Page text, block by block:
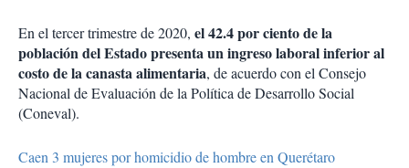
En el tercer trimestre de 2020, el 42.4 por ciento de la
población del Estado presenta un ingreso laboral inferior al
costo de la canasta alimentaria, de acuerdo con el Consejo
Nacional de Evaluación de la Política de Desarrollo Social
(Coneval).
Caen 3 mujeres por homicidio de hombre en Querétaro